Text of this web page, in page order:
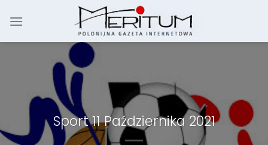
Sport 11 Października 2021